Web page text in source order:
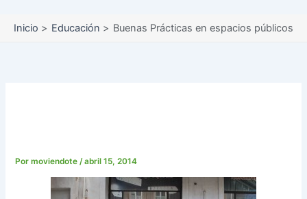
Inicio Educación Buenas Prácticas en espacios públicos
Pormoviendote /abril 15, 2014